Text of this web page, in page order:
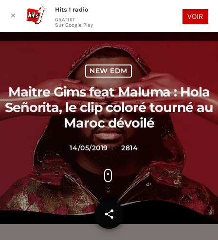
play_arrow
NEW EDM
Maitre Gims feat Maluma : Hola
Señorita, le clip coloré tourné au
Maroc dévoilé
14/05/2019 2814
share
email
✕
Hits 1 radio
GRATUIT
Sur Google Play
VOIR